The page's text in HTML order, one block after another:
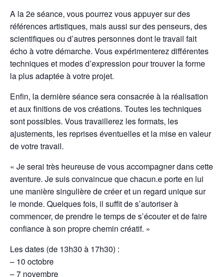
A la 2e séance, vous pourrez vous appuyer sur des
références artistiques, mais aussi sur des penseurs, des
scientifiques ou d’autres personnes dont le travail fait
écho à votre démarche. Vous expérimenterez différentes
techniques et modes d’expression pour trouver la forme
la plus adaptée à votre projet.
Enfin, la dernière séance sera consacrée à la réalisation
et aux finitions de vos créations. Toutes les techniques
sont possibles. Vous travaillerez les formats, les
ajustements, les reprises éventuelles et la mise en valeur
de votre travail.
« Je serai très heureuse de vous accompagner dans cette
aventure. Je suis convaincue que chacun.e porte en lui
une manière singulière de créer et un regard unique sur
le monde. Quelques fois, il suffit de s’autoriser à
commencer, de prendre le temps de s’écouter et de faire
confiance à son propre chemin créatif. »
Les dates (de 13h30 à 17h30) :
– 10 octobre
– 7 novembre